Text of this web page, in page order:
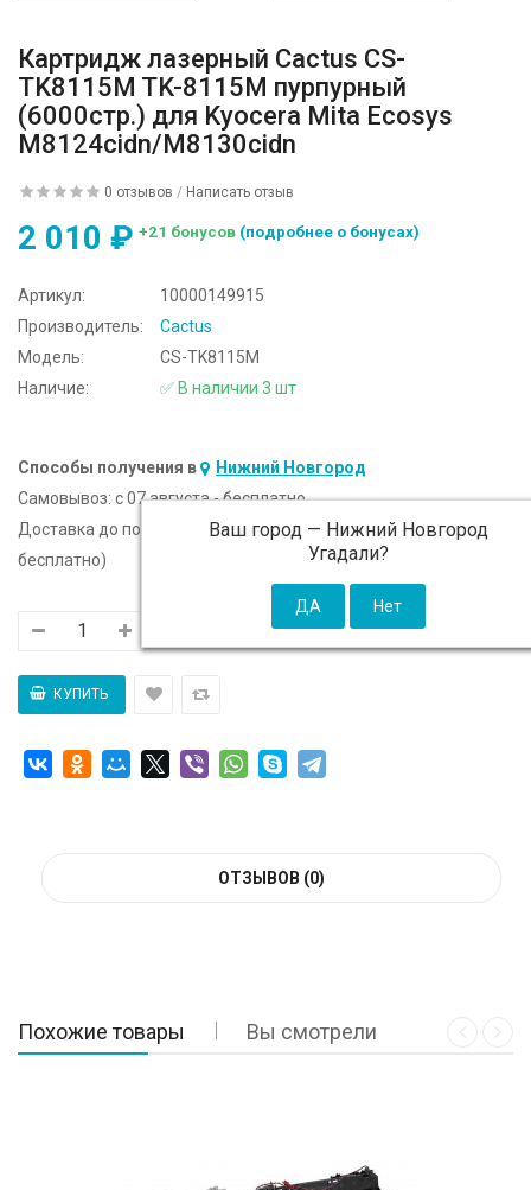
Картридж лазерный Cactus CS-
TK8115M TK-8115M пурпурный
(6000стр.) для Kyocera Mita Ecosys
M8124cidn/M8130cidn
0 отзывов / Написать отзыв
2 010 ₽ +21 бонусов (подробнее о бонусах)
Артикул:
10000149915
Производитель:
Cactus
Модель:
CS-TK8115M
Наличие:
✅ В наличии 3 шт
Способы получения в Нижний Новгород
Ваш город — Нижний Новгород
Угадали?
Самовывоз: c 07 августа - бесплатно
Доставка до подъезда:
c 07 августа - 300 ₽ (от 5 000 ₽
бесплатно)
ОТЗЫВОВ (0)
Похожие товары Вы смотрели